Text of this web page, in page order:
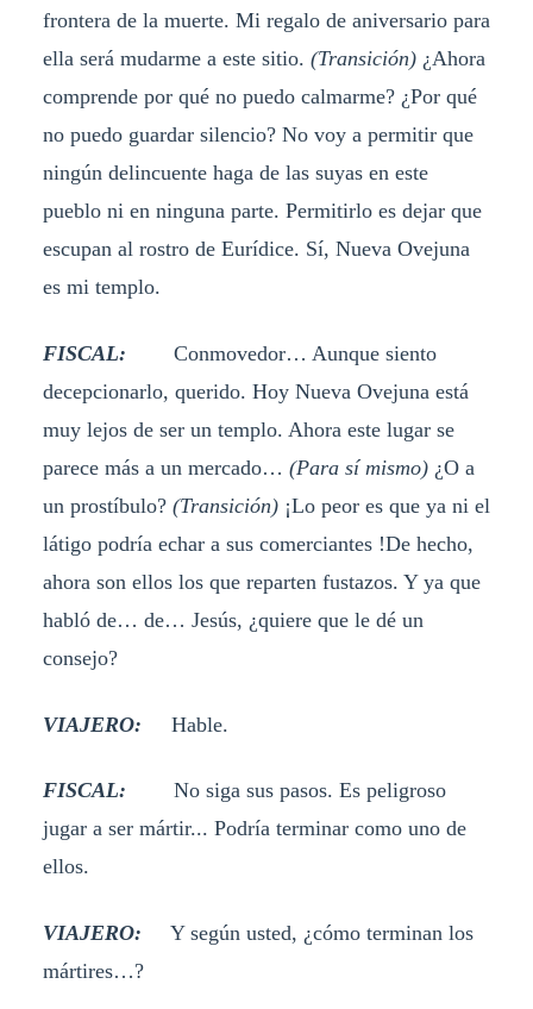
frontera de la muerte. Mi regalo de aniversario para
ella será mudarme a este sitio. (Transición)¿Ahora
comprende por qué no puedo calmarme? ¿Por qué
no puedo guardar silencio? No voy a permitir que
ningún delincuente haga de las suyas en este
pueblo ni en ninguna parte. Permitirlo es dejar que
escupan al rostro de Eurídice. Sí, Nueva Ovejuna
es mi templo.
FISCAL: Conmovedor… Aunque siento
decepcionarlo, querido. Hoy Nueva Ovejuna está
muy lejos de ser un templo. Ahora este lugar se
parece más a un mercado… (Para sí mismo)¿O a
un prostíbulo? (Transición) ¡Lo peor es que ya ni el
látigo podría echar a sus comerciantes !De hecho,
ahora son ellos los que reparten fustazos. Y ya que
habló de… de… Jesús, ¿quiere que le dé un
consejo?
VIAJERO: Hable.
FISCAL: No siga sus pasos. Es peligroso
jugar a ser mártir... Podría terminar como uno de
ellos.
VIAJERO: Y según usted, ¿cómo terminan los
mártires…?